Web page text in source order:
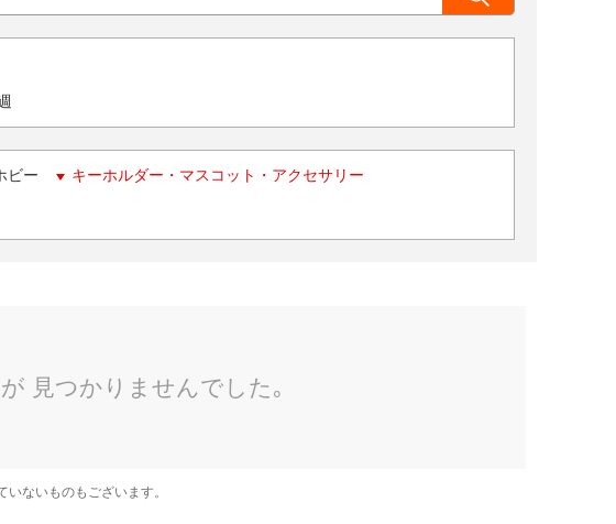
ビー キーホルダー・マスコット・アクセサリー